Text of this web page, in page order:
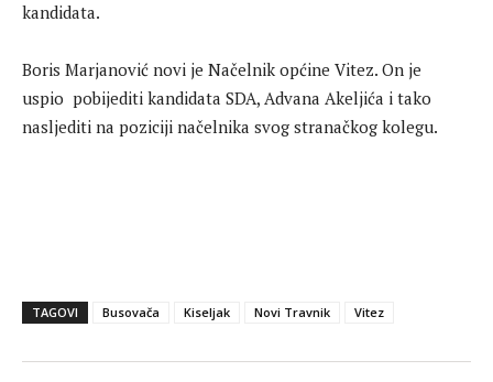
kandidata.
Boris Marjanović novi je Načelnik općine Vitez. On je
uspio pobijediti kandidata SDA, Advana Akeljića i tako
nasljediti na poziciji načelnika svog stranačkog kolegu.
TAGOVI Busovača Kiseljak Novi Travnik Vitez